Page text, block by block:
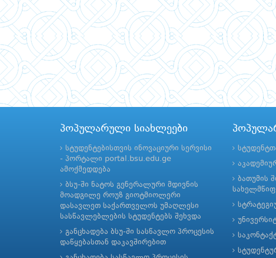
პოპულარული სიახლეები
სტუდენტებისთვის ინოვაციური სერვისი
- პორტალი portal.bsu.edu.ge
ამოქმედდება
ბსუ-ში ნატოს გენერალური მდივნის
მოადგილე როუზ გიოტმიოლერი
დასავლეთ საქართველოს უმაღლესი
სასწავლებლების სტუდენტებს შეხვდა
განცხადება ბსუ-ში სასწავლო პროცესის
დაწყებასთან დაკავშირებით
ბათუმის